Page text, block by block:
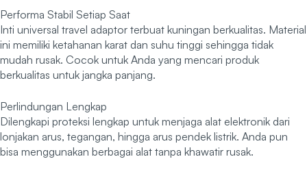
Performa Stabil Setiap Saat
Inti universal travel adaptor terbuat kuningan berkualitas. Material
ini memiliki ketahanan karat dan suhu tinggi sehingga tidak
mudah rusak. Cocok untuk Anda yang mencari produk
berkualitas untuk jangka panjang.
Perlindungan Lengkap
Dilengkapi proteksi lengkap untuk menjaga alat elektronik dari
lonjakan arus, tegangan, hingga arus pendek listrik. Anda pun
bisa menggunakan berbagai alat tanpa khawatir rusak.